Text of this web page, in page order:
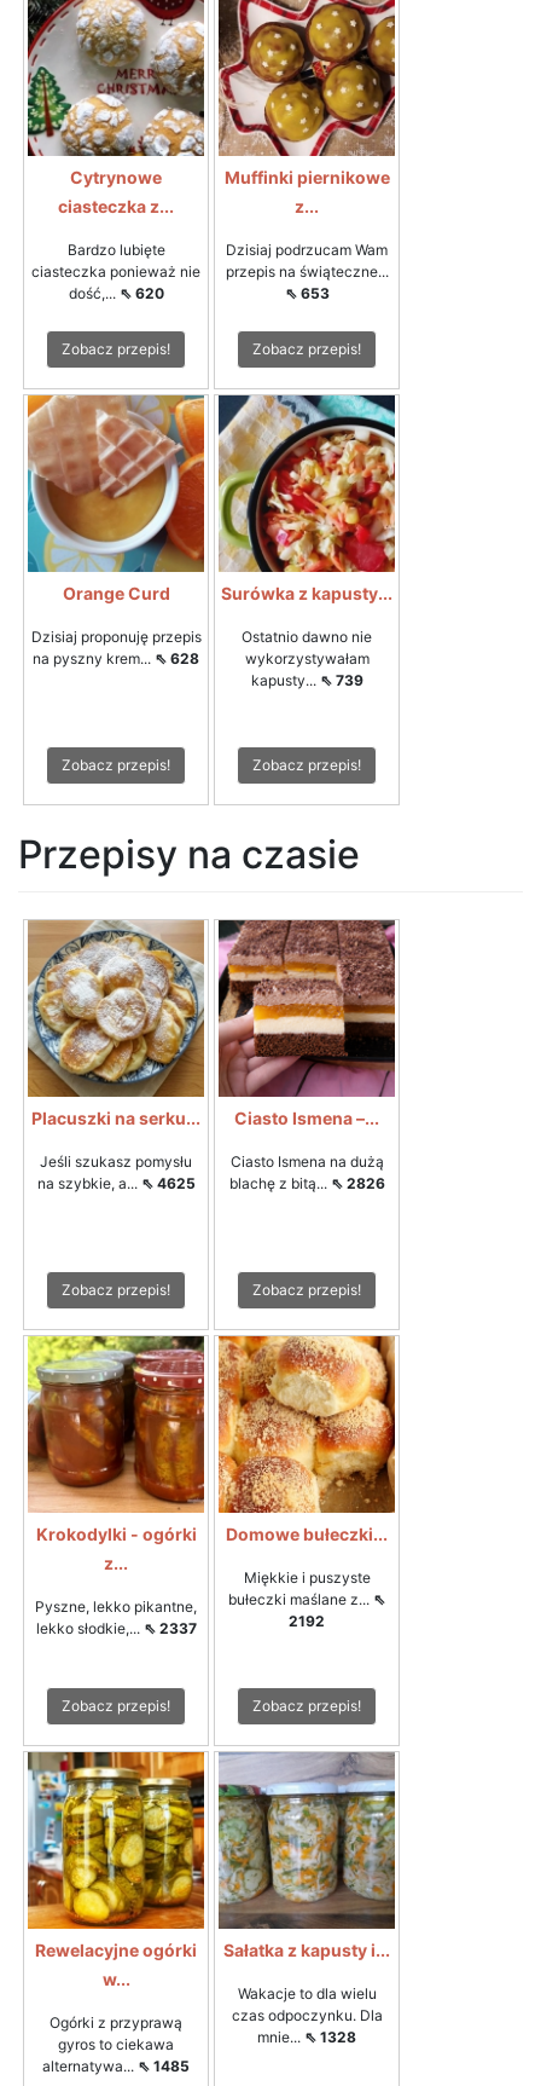
Cytrynowe
ciasteczka z...
Bardzo lubięte
ciasteczka ponieważ nie
dość,... ⇖ 620
Zobacz przepis!
Muffinki piernikowe
z...
Dzisiaj podrzucam Wam
przepis na świąteczne...
⇖ 653
Zobacz przepis!
Orange Curd
Dzisiaj proponuję przepis
na pyszny krem... ⇖ 628
Zobacz przepis!
Surówka z kapusty...
Ostatnio dawno nie
wykorzystywałam
kapusty... ⇖ 739
Zobacz przepis!
Przepisy na czasie
Placuszki na serku...
Jeśli szukasz pomysłu
na szybkie, a... ⇖ 4625
Zobacz przepis!
Ciasto Ismena –...
Ciasto Ismena na dużą
blachę z bitą... ⇖ 2826
Zobacz przepis!
Krokodylki - ogórki
z...
Pyszne, lekko pikantne,
lekko słodkie,... ⇖ 2337
Zobacz przepis!
Domowe bułeczki...
Miękkie i puszyste
bułeczki maślane z... ⇖
2192
Zobacz przepis!
Rewelacyjne ogórki
w...
Ogórki z przyprawą
gyros to ciekawa
alternatywa... ⇖ 1485
Sałatka z kapusty i...
Wakacje to dla wielu
czas odpoczynku. Dla
mnie... ⇖ 1328